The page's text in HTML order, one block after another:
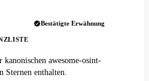
Bestätigte Erwähnung
awesome-osint-
Sternen enthalten.